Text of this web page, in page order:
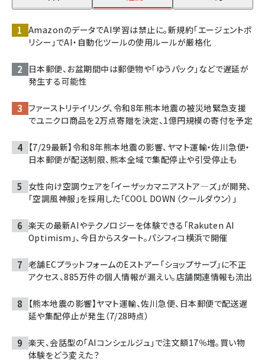
AmazonのデータでAI学習は禁止に。新規約「エージェントポ
リシー」でAI・自動化ツールの使用ルールが厳格化
日本郵便、お盆期間中は郵便物や「ゆうパック」などで遅延が
発生する可能性
ファーストリテイリング、令和8年熊本地震の被災地緊急支援
でユニクロ商品を2万点寄贈を決定、1億円規模の寄付を予定
【7/29最新】令和8年熊本地震の影響、ヤマト運輸・佐川急便・
日本郵便が配送制限、熊本全域で集配停止や引受停止も
女性向け空調ウェアを「イーザッカマニアストア―ズ」が開発、
「空調風神服」を採用した「COOL DOWN（クールダウン）」
楽天の最新AIやテクノロジーを体験できる「Rakuten AI
Optimism」、今日からスタート。パシフィコ横浜で開催
老舗ECプラットフォームのEストアー「ショップサーブ」に不正
アクセス、885万件の個人情報が漏えい。店舗関連情報も流出
【熊本地震の影響】ヤマト運輸、佐川急便、日本郵便で配送遅
延や集配停止が発生（7/28時点）
楽天、会話型の「AIコンシェルジュ」で注文額17％増。買い物
体験をどう変えた？